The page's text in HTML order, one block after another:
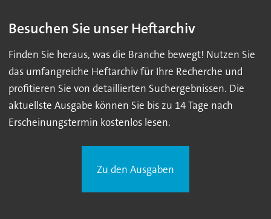
Besuchen Sie unser Heftarchiv
Finden Sie heraus, was die Branche bewegt! Nutzen Sie
das umfangreiche Heftarchiv für Ihre Recherche und
profitieren Sie von detaillierten Suchergebnissen. Die
aktuellste Ausgabe können Sie bis zu 14 Tage nach
Erscheinungstermin kostenlos lesen.
Zu den Ausgaben